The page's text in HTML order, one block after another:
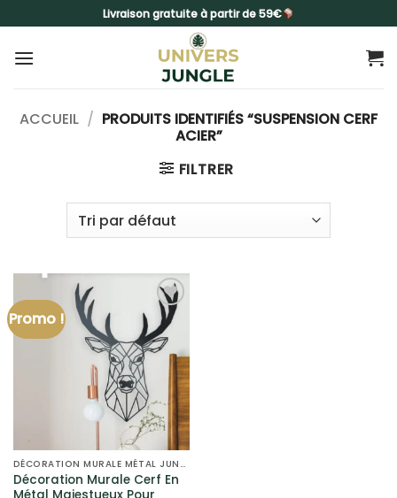
au
contenu
Livraison gratuite à partir de 59€
ACCUEIL / PRODUITS IDENTIFIÉS “SUSPENSION CERF
ACIER”
FILTRER
Promo !
Ajouter
à la liste
d’envies
DÉCORATION MURALE MÉTAL JUNGLE
Décoration Murale Cerf En